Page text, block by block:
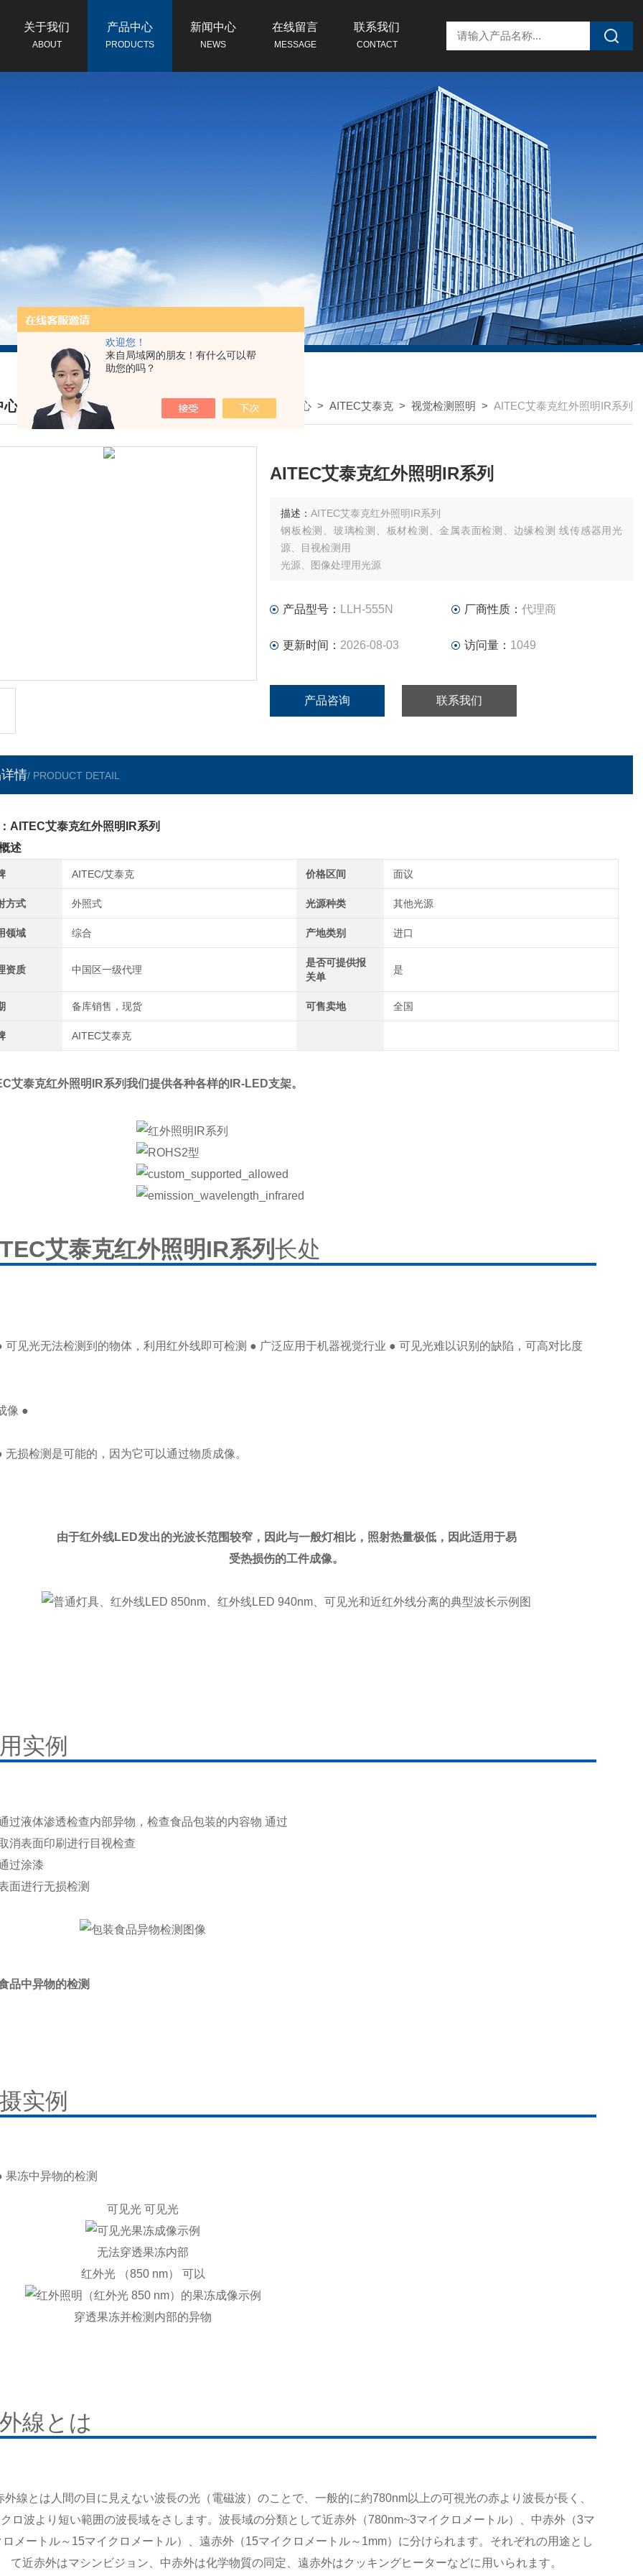
欢迎您！
来自局域网的朋友！有什么可以帮
助您的吗？
关于我们
ABOUT
产品中心
PRODUCTS
新闻中心
NEWS
在线留言
MESSAGE
联系我们
CONTACT
心
CENTER
我的位置： 首页> 产品中心 > AITEC艾泰克 > 视觉检测照明 > AITEC艾泰克红外照明IR系列
AITEC艾泰克红外照明IR系列
描述： AITEC艾泰克红外照明IR系列
钢板检测、玻璃检测、板材检测、金属表面检测、边缘检测 线传感器用光
源、目视检测用
光源、图像处理用光源
产品型号： LLH-555N 厂商性质： 代理商
更新时间： 2026-08-03 访问量： 1049
产品咨询 联系我们
情/ PRODUCT DETAIL
AITEC艾泰克红外照明IR系列
述
AITEC/艾泰克 价格区间 面议
方式 外照式 光源种类 其他光源
领域 综合 产地类别 进口
资质 中国区一级代理
是否可提供报
关单
是
备库销售，现货 可售卖地 全国
AITEC艾泰克
艾泰克红外照明IR系列我们提供各种各样的IR-LED支架。
艾泰克红外照明IR系列长处
可见光无法检测到的物体，利用红外线即可检测 ● 广泛应用于机器视觉行业 ● 可见光难以识别的缺陷，可高对比度
像 ●
无损检测是可能的，因为它可以通过物质成像。
由于红外线LED发出的光波长范围较窄，因此与一般灯相比，照射热量极低，因此适用于易
受热损伤的工件成像。
实例
过液体渗透检查内部异物，检查食品包装的内容物 通过
消表面印刷进行目视检查
过涂漆
面进行无损检测
品中异物的检测
实例
果冻中异物的检测
可见光 可见光
无法穿透果冻内部
红外光 （850 nm） 可以
穿透果冻并检测内部的异物
線とは